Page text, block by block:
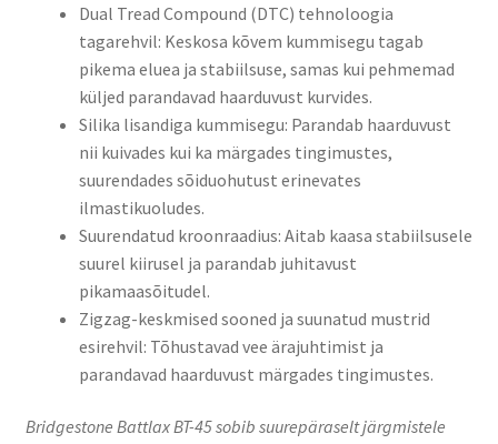
Dual Tread Compound (DTC) tehnoloogia
tagarehvil: Keskosa kõvem kummisegu tagab
pikema eluea ja stabiilsuse, samas kui pehmemad
küljed parandavad haarduvust kurvides.
Silika lisandiga kummisegu: Parandab haarduvust
nii kuivades kui ka märgades tingimustes,
suurendades sõiduohutust erinevates
ilmastikuoludes.
Suurendatud kroonraadius: Aitab kaasa stabiilsusele
suurel kiirusel ja parandab juhitavust
pikamaasõitudel.
Zigzag-keskmised sooned ja suunatud mustrid
esirehvil: Tõhustavad vee ärajuhtimist ja
parandavad haarduvust märgades tingimustes.
Bridgestone Battlax BT-45 sobib suurepäraselt järgmistele